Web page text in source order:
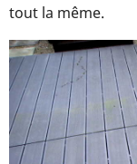
tout la même.